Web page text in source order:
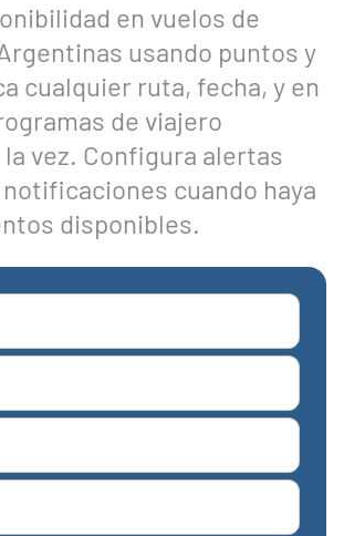
en vuelos de
usando puntos y
cualquier ruta, fecha, y en
de viajero
vez. Configura alertas
cuando haya
disponibles.